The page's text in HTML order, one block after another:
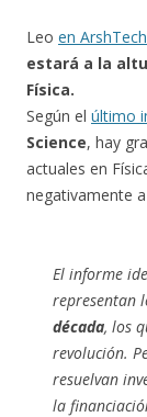
Leo en
estará a la
Física.
Según el último
Science, hay
actuales en
negativamente
El informe
representan
década, los
revolución.
resuelvan
la